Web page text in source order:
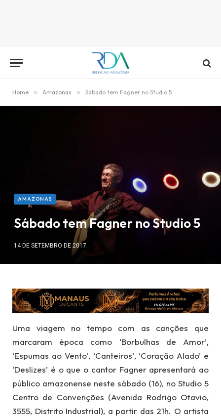
Home » Amazonas » Sábado tem Fagner no Studio 5
AMAZONAS
Sábado tem Fagner no Studio 5
14 DE SETEMBRO DE 2017
Uma viagem no tempo com as canções que
marcaram época como ‘Borbulhas de Amor’,
‘Espumas ao Vento’, ‘Canteiros’, ‘Coração Alado’ e
‘Deslizes’ é o que o cantor Fagner apresentará ao
público amazonense neste sábado (16), no Studio 5
Centro de Convenções (Avenida Rodrigo Otavio,
3555, Distrito Industrial), a partir das 21h. O artista